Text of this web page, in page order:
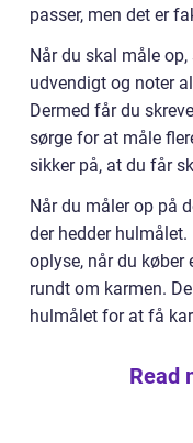
passer, men det er
Når du skal måle
udvendigt og noter
Dermed får du
sørge for at måle
sikker på, at du får
Når du måler op på
der hedder
oplyse, når du køber
rundt om karmen.
hulmålet for at få
Read